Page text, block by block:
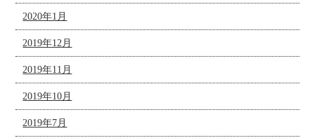
2020年1月
2019年12月
2019年11月
2019年10月
2019年7月